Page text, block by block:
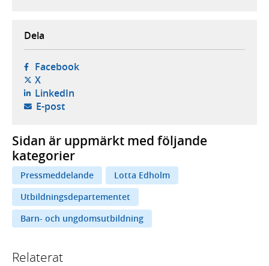
Dela
Facebook- öppnas i ny flik, extern webbplats,
X- öppnas i ny flik, extern webbplats,
LinkedIn- öppnas i ny flik, extern webbplats,
E-post- öppnar din e-postklient,
Sidan är uppmärkt med följande
kategorier
Pressmeddelande
Lotta Edholm
Utbildningsdepartementet
Barn- och ungdomsutbildning
Relaterat